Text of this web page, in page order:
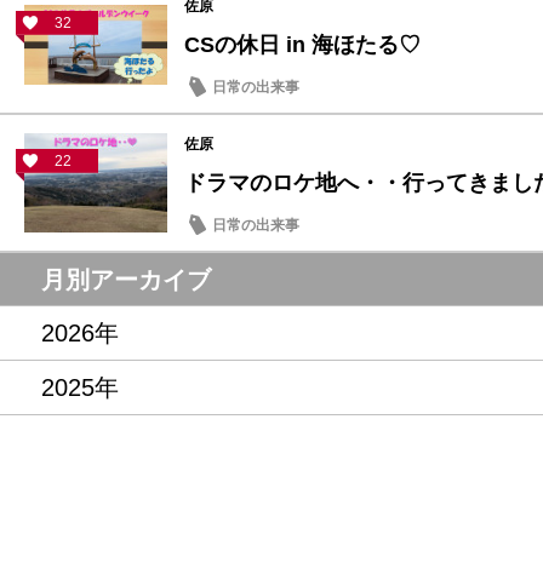
32
佐原
CSの休日 in 海ほたる♡
日常の出来事
22
佐原
ドラマのロケ地へ・・行ってきまし
日常の出来事
月別アーカイブ
2026年
2025年